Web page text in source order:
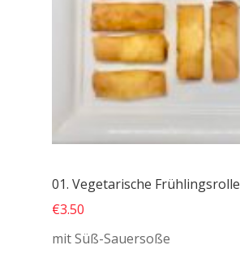
01. Vegetarische Frühlingsrolle
€3.50
mit Süß-Sauersoße